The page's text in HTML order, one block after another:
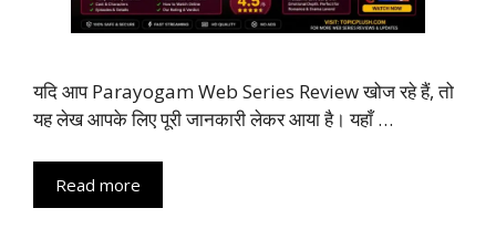
यदि आप Parayogam Web Series Review खोज रहे हैं, तो
यह लेख आपके लिए पूरी जानकारी लेकर आया है। यहाँ …
Read more